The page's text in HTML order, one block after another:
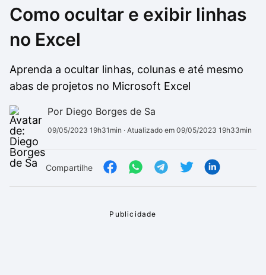
Drivers
Outros
Como ocultar e exibir linhas
no Excel
Aprenda a ocultar linhas, colunas e até mesmo
abas de projetos no Microsoft Excel
Por Diego Borges de Sa
09/05/2023 19h31min · Atualizado em 09/05/2023 19h33min
Compartilhe